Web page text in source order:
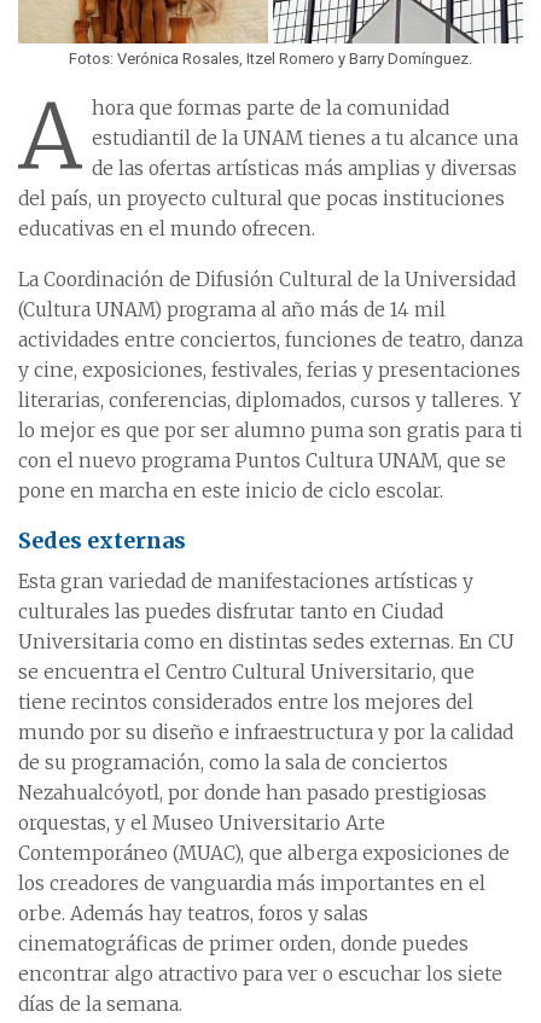
Fotos: Verónica Rosales, Itzel Romero y Barry Domínguez.
A hora que formas parte de la comunidad
estudiantil de la UNAM tienes a tu alcance una
de las ofertas artísticas más amplias y diversas
del país, un proyecto cultural que pocas instituciones
educativas en el mundo ofrecen.
La Coordinación de Difusión Cultural de la Universidad
(Cultura UNAM) programa al año más de 14 mil
actividades entre conciertos, funciones de teatro, danza
y cine, exposiciones, festivales, ferias y presentaciones
literarias, conferencias, diplomados, cursos y talleres. Y
lo mejor es que por ser alumno puma son gratis para ti
con el nuevo programa Puntos Cultura UNAM, que se
pone en marcha en este inicio de ciclo escolar.
Sedes externas
Esta gran variedad de manifestaciones artísticas y
culturales las puedes disfrutar tanto en Ciudad
Universitaria como en distintas sedes externas. En CU
se encuentra el Centro Cultural Universitario, que
tiene recintos considerados entre los mejores del
mundo por su diseño e infraestructura y por la calidad
de su programación, como la sala de conciertos
Nezahualcóyotl, por donde han pasado prestigiosas
orquestas, y el Museo Universitario Arte
Contemporáneo (MUAC), que alberga exposiciones de
los creadores de vanguardia más importantes en el
orbe. Además hay teatros, foros y salas
cinematográficas de primer orden, donde puedes
encontrar algo atractivo para ver o escuchar los siete
días de la semana.